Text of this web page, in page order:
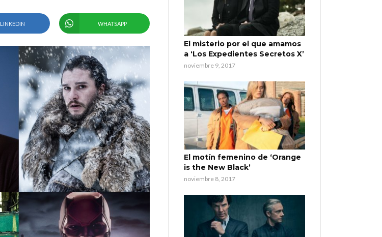
LINKEDIN WHATSAPP
El misterio por el que amamos
a ‘Los Expedientes Secretos X’
noviembre 9, 2017
El motín femenino de ‘Orange
is the New Black’
noviembre 8, 2017